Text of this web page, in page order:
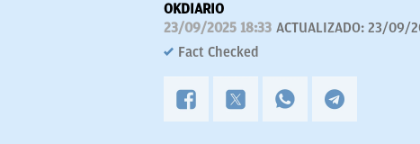
OKDIARIO
23/09/2025 18:33 ACTUALIZADO: 23/09/
Fact Checked